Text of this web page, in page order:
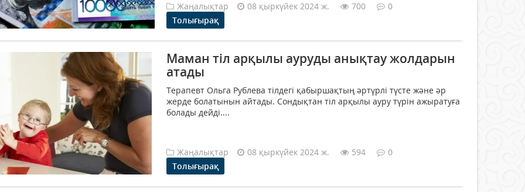
Жаңалықтар 08 қыркүйек 2024 ж. 700
0
Толығырақ
Маман тіл арқылы ауруды анықтау жолдарын
атады
Терапевт Ольга Рублева тілдегі қабыршақтың әртүрлі түсте және әр
жерде болатынын айтады. Сондықтан тіл арқылы ауру түрін ажыратуға
болады дейді....
Жаңалықтар 08 қыркүйек 2024 ж. 594
0
Толығырақ